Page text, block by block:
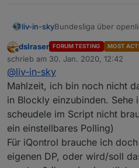
automatisches
des
liv-in-skyBundesliga über
die daten kommen von
https://
openligadb-v0-0-x
wie versprochen -
iqontroloder auchvis
viele farben
bitte datenpunkte
openliga-instanz,
datenpunkt
anzugleichen
falls du die
tabelle
Offline
dslraser FORUM TESTING MOST
schrieb am 30. Jan. 2020, 12:42
zuletzt editiert von
@liv-in-sky
Mahlzeit, ich bin noch nicht
in Blockly einzubinden.
scheudele im Script nicht
ein einstellbares Polling)
Für iQontrol brauche ich
eigenen DP, oder wird/soll